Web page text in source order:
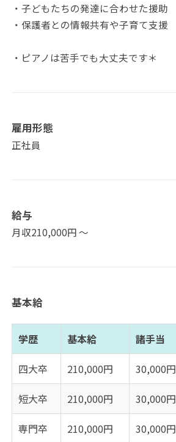
・子どもたちの発達に合わせた援助
・保護者との情報共有や子育て支援
・ピアノは苦手でも大丈夫です＊
雇用形態
正社員
給与
月収210,000円 〜
基本給
学歴 基本給 諸手当
四大卒 210,000円 30,000円
短大卒 210,000円 30,000円
専門卒 210,000円 30,000円